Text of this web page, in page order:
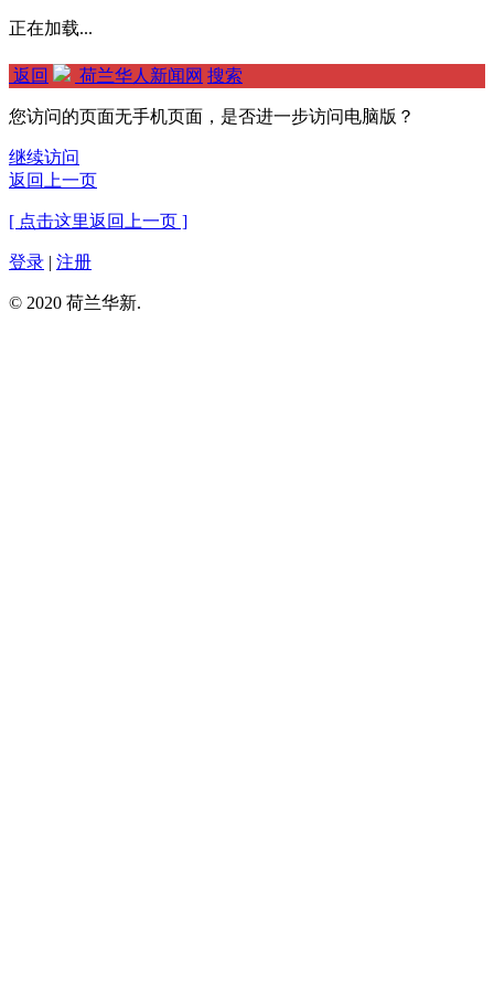
正在加载...
返回 荷兰华人新闻网 搜索
您访问的页面无手机页面，是否进一步访问电脑版？
继续访问
返回上一页
[ 点击这里返回上一页 ]
登录 | 注册
© 2020 荷兰华新.